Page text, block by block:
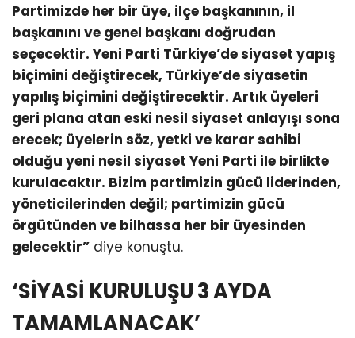
Partimizde her bir üye, ilçe başkanının, il
başkanını ve genel başkanı doğrudan
seçecektir. Yeni Parti Türkiye’de siyaset yapış
biçimini değiştirecek, Türkiye’de siyasetin
yapılış biçimini değiştirecektir. Artık üyeleri
geri plana atan eski nesil siyaset anlayışı sona
erecek; üyelerin söz, yetki ve karar sahibi
olduğu yeni nesil siyaset Yeni Parti ile birlikte
kurulacaktır. Bizim partimizin gücü liderinden,
yöneticilerinden değil; partimizin gücü
örgütünden ve bilhassa her bir üyesinden
gelecektir” diye konuştu.
‘SİYASİ KURULUŞU 3 AYDA
TAMAMLANACAK’